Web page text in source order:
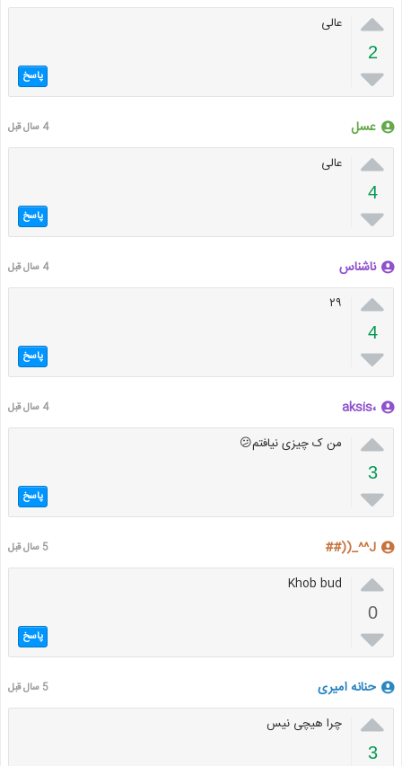

2

عالی
پاسخ
عسل 4 سال قبل

4

عالی
پاسخ
ناشناس 4 سال قبل

4

۲۹
پاسخ
،aksis 4 سال قبل

3

من ک چیزی نیافتم😕
پاسخ
J^^_((## 5 سال قبل

0

Khob bud
پاسخ
حنانه امیری 5 سال قبل

3
چرا هیچی نیس